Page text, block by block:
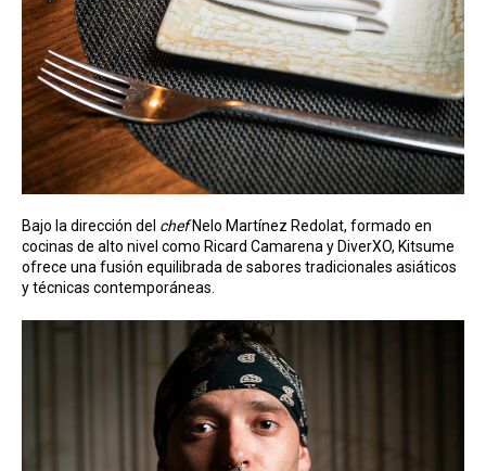
Bajo la dirección del chefNelo Martínez Redolat, formado en
cocinas de alto nivel como Ricard Camarena y DiverXO, Kitsume
ofrece una fusión equilibrada de sabores tradicionales asiáticos
y técnicas contemporáneas.